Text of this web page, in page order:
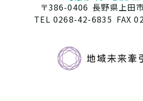
〒386-0406 長野県上田
TEL 0268-42-6835 FAX